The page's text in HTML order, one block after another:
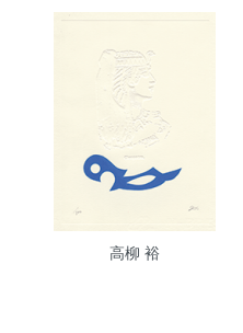
高柳 裕